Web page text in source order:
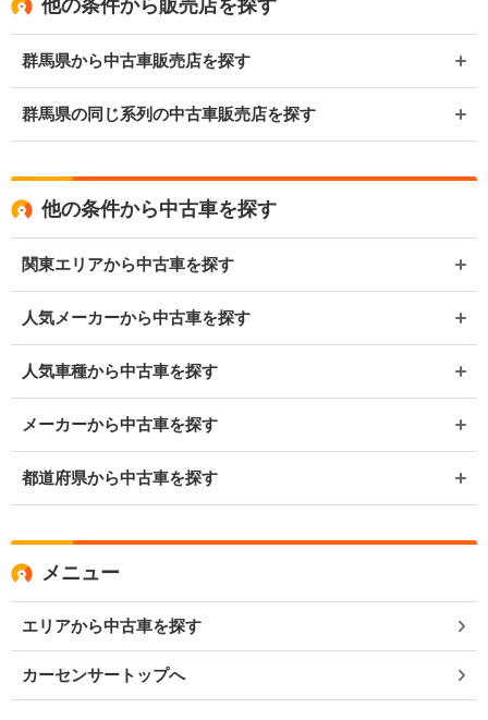
他の条件から販売店を探す
群馬県から中古車販売店を探す
群馬県の同じ系列の中古車販売店を探す
他の条件から中古車を探す
関東エリアから中古車を探す
人気メーカーから中古車を探す
人気車種から中古車を探す
メーカーから中古車を探す
都道府県から中古車を探す
メニュー
エリアから中古車を探す
カーセンサートップへ